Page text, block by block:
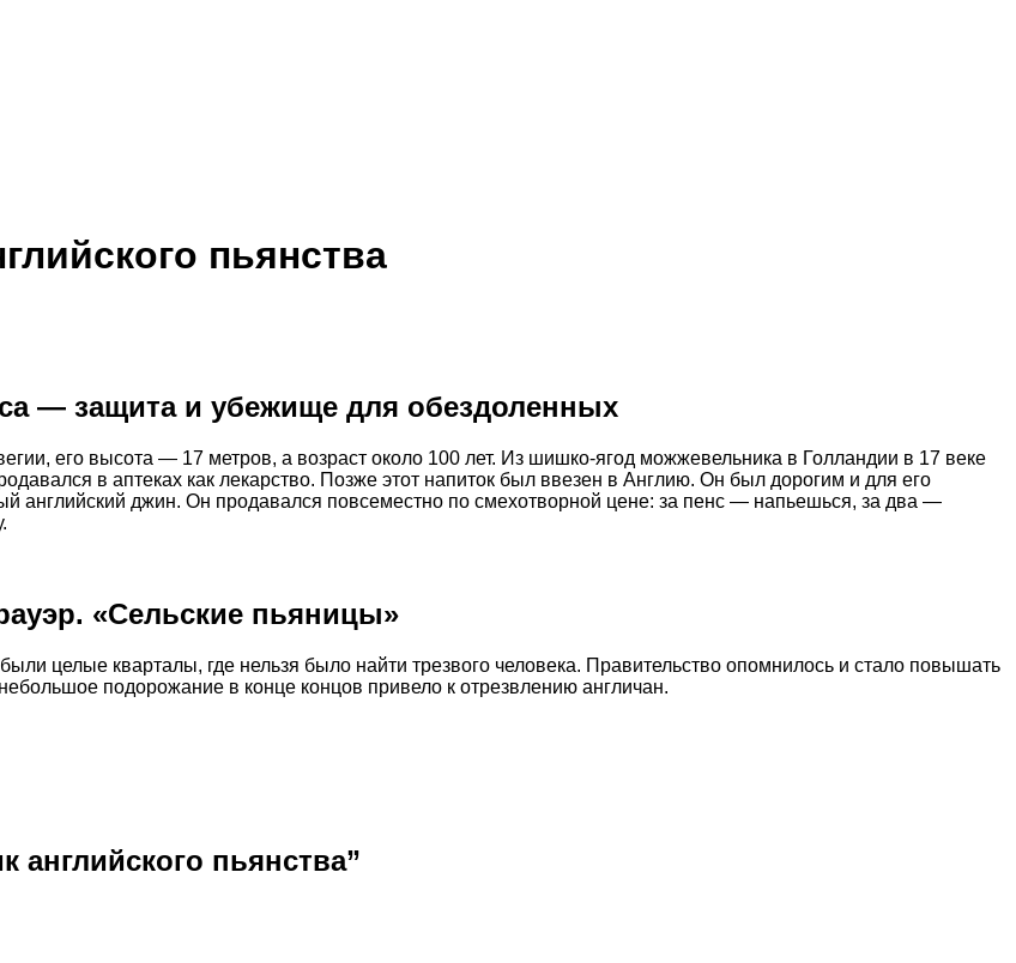
пьянства
— защита и убежище для обездоленных
его высота — 17 метров, а возраст около 100 лет. Из шишко-ягод можжевельника в Голландии в 17 веке
в аптеках как лекарство. Позже этот напиток был ввезен в Англию. Он был дорогим и для его
английский джин. Он продавался повсеместно по смехотворной цене: за пенс — напьешься, за два —
«Сельские пьяницы»
целые кварталы, где нельзя было найти трезвого человека. Правительство опомнилось и стало повышать
подорожание в конце концов привело к отрезвлению англичан.
пьянства”